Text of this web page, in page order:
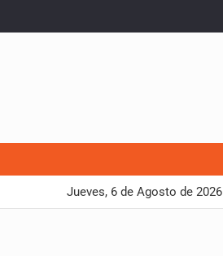
Jueves, 6 de Agosto de 2026